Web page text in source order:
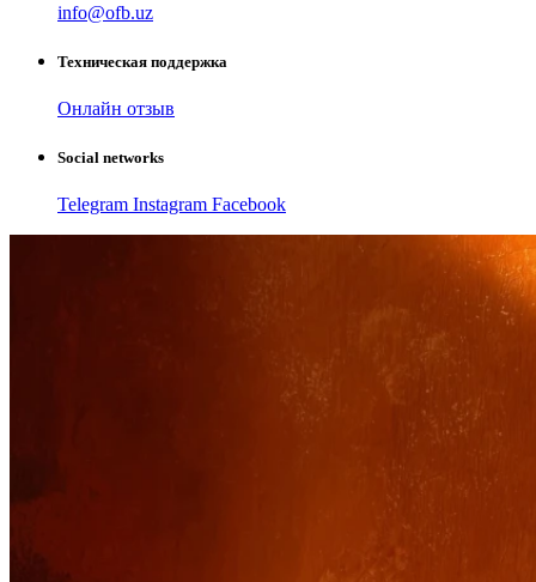
info@ofb.uz
Техническая поддержка
Онлайн отзыв
Social networks
Telegram Instagram Facebook